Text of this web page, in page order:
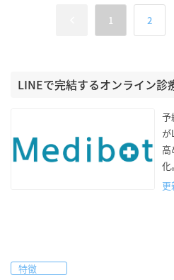
地域
全て
1 2
LINEで完結するオンライン診
予
が
化。
特徴